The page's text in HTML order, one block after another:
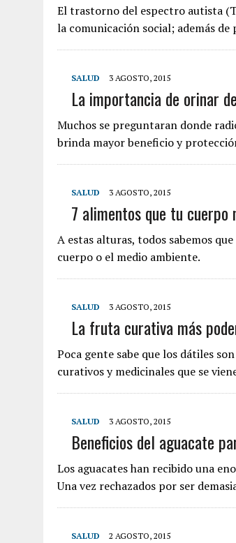
El trastorno del espectro autista
la comunicación social; además
SALUD 3 AGOSTO, 2015
La importancia de orinar
Muchos se preguntaran donde
brinda mayor beneficio y
SALUD 3 AGOSTO, 2015
7 alimentos que tu cuerpo
A estas alturas, todos sabemos
cuerpo o el medio ambiente.
SALUD 3 AGOSTO, 2015
La fruta curativa más
Poca gente sabe que los dátiles
curativos y medicinales que se
SALUD 3 AGOSTO, 2015
Beneficios del aguacate
Los aguacates han recibido una
Una vez rechazados por ser
SALUD 2 AGOSTO, 2015